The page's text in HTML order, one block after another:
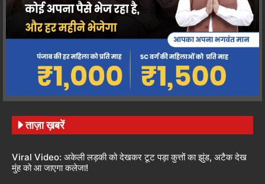
ताज़ा ख़बरें
Viral Video: अकेली लड़की को देखकर टूट पड़ा कुत्तों का झुंड, अटैक देख
मुंह को आ जाएगा कलेजा!